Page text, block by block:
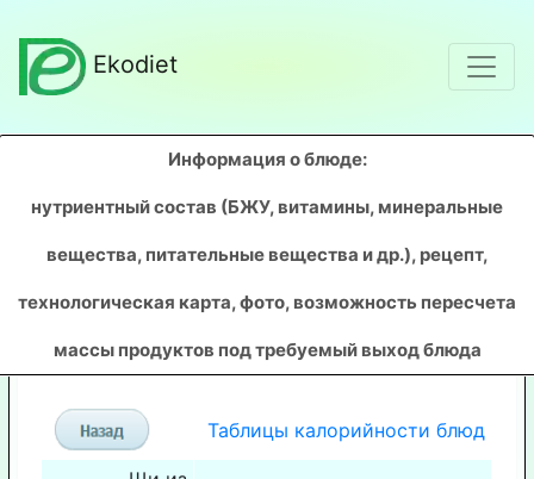
Ekodiet
Информация о блюде:
нутриентный состав (БЖУ, витамины, минеральные
вещества, питательные вещества и др.), рецепт,
технологическая карта, фото, возможность пересчета
массы продуктов под требуемый выход блюда
Таблицы калорийности блюд